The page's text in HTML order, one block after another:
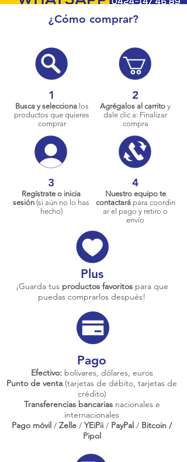
¿Cómo comprar?
1
Busca y seleccionalos
productos que quieres
comprar
2
Agrégalos al carrito y
dale clic a: Finalizar
compra
3
Regístrate o inicia
sesión (si aún no lo has
hecho)
4
Nuestro equipo te
contactarápara coordin
ar el pago y retiro o
envío
Plus
¡Guarda tus productos favoritos para que
puedas comprarlos después!
Pago
Efectivo: bolívares, dólares, euros
Punto de venta (tarjetas de débito, tarjetas de
crédito)
Transferencias bancariasnacionales e
internacionales
Pago móvil / Zelle / YEiPii / PayPal / Bitcoin /
Pipol